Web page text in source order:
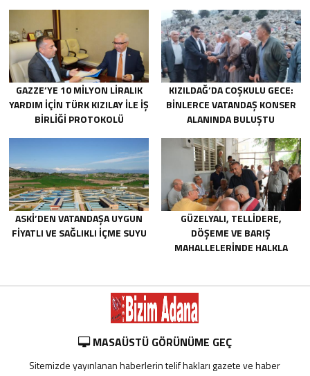
GAZZE’YE 10 MILYON LIRALIK
YARDIM IÇIN TÜRK KIZILAY ILE IŞ
BIRLIĞI PROTOKOLÜ
KIZILDAĞ’DA COŞKULU GECE:
BINLERCE VATANDAŞ KONSER
ALANINDA BULUŞTU
ASKİ’DEN VATANDAŞA UYGUN
FIYATLI VE SAĞLIKLI IÇME SUYU
GÜZELYALI, TELLIDERE,
DÖŞEME VE BARIŞ
MAHALLELERINDE HALKLA
MASAÜSTÜ GÖRÜNÜME GEÇ
Sitemizde yayınlanan haberlerin telif hakları gazete ve haber